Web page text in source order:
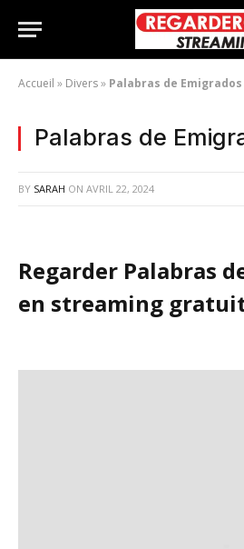
Accueil » Divers» Palabras de Emigrados
Palabras de
BY SARAH ON AVRIL 22, 2024
Regarder Palabras
en streaming